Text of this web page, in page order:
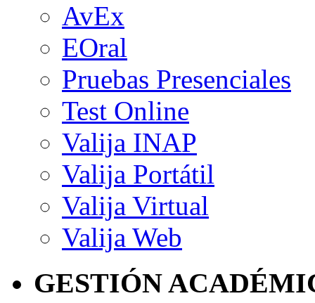
AvEx
EOral
Pruebas Presenciales
Test Online
Valija INAP
Valija Portátil
Valija Virtual
Valija Web
GESTIÓN